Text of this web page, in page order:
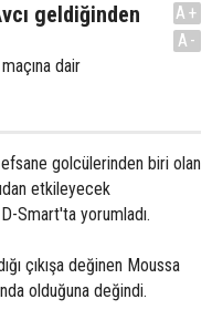
geldiğinden
dair
A+
A-
efsane golcülerinden biri olan
etkileyecek
Smart'ta yorumladı.
çıkışa değinen Moussa
olduğuna değindi.